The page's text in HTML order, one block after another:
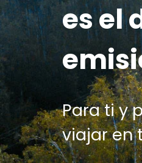
es el
Para ti y
viajar en